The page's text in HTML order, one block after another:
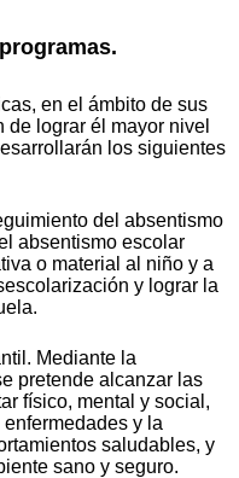
en el ámbito de sus
de lograr él mayor nivel
los siguientes
del absentismo
absentismo escolar
o material al niño y a
y lograr la
Mediante la
pretende alcanzar las
físico, mental y social,
y la
saludables, y
sano y seguro.